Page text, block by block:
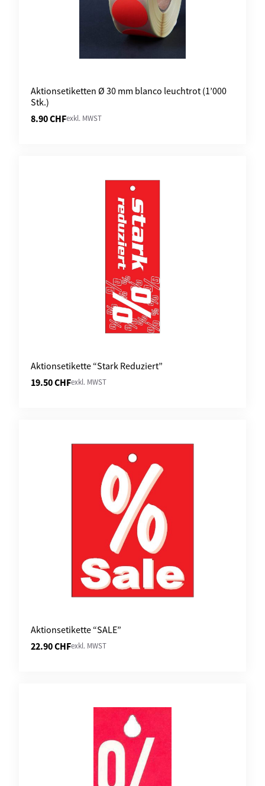
Aktionsetiketten Ø 30 mm blanco leuchtrot (1’000
Stk.)
8.90CHFexkl. MWST
Aktionsetikette “Stark Reduziert”
19.50CHFexkl. MWST
Aktionsetikette “SALE”
22.90CHFexkl. MWST